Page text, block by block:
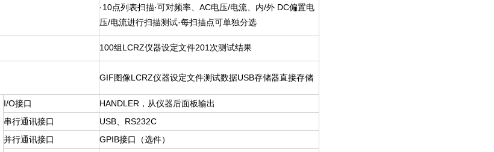
·10点列表扫描·可对频率、AC电压/电流、内/外 DC偏置电
压/电流进行扫描测试·每扫描点可单独分选
100组LCRZ仪器设定文件201次测试结果
GIF图像LCRZ仪器设定文件测试数据USB存储器直接存储
I/O接口 HANDLER ，从仪器后面板输出
串行通讯接口
USB 、RS232C
并行通讯接口
GPIB接口（选件）